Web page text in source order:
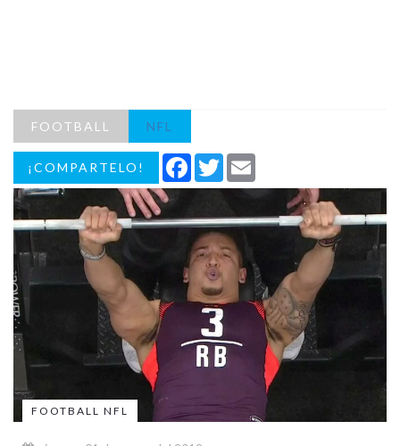
FOOTBALL NFL
¡COMPARTELO! Facebook
Twitter
FOOTBALL NFL